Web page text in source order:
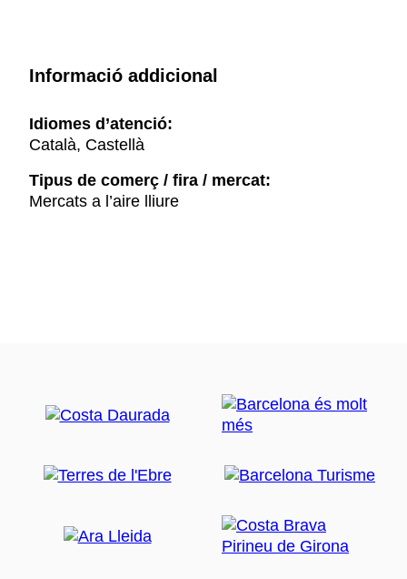
Informació addicional
Idiomes d’atenció:
Català, Castellà
Tipus de comerç / fira / mercat:
Mercats a l’aire lliure